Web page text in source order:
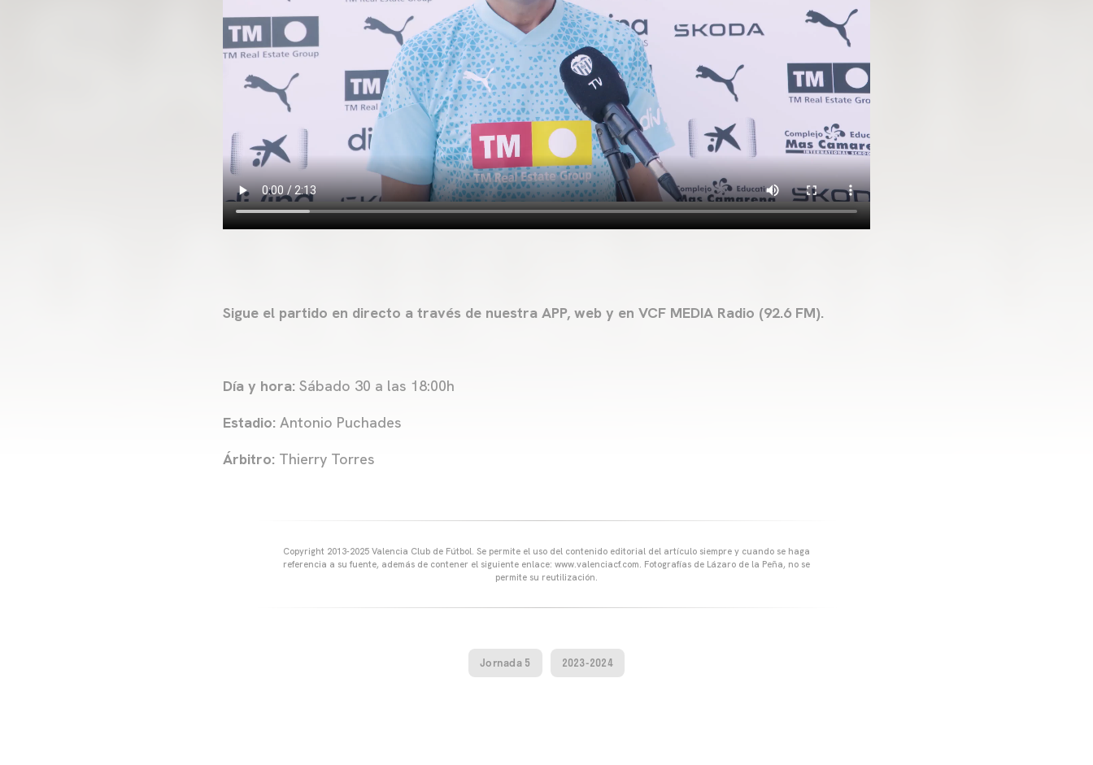
Sigue el partido en directo a través de nuestra APP, web y en VCF MEDIA Radio (92.6 FM).
Día y hora: Sábado 30 a las 18:00h
Estadio: Antonio Puchades
Árbitro: Thierry Torres
Copyright 2013-2025 Valencia Club de Fútbol. Se permite el uso del contenido editorial del artículo siempre y cuando se haga
referencia a su fuente, además de contener el siguiente enlace: www.valenciacf.com. Fotografías de Lázaro de la Peña, no se
permite su reutilización.
Jornada 5 2023-2024